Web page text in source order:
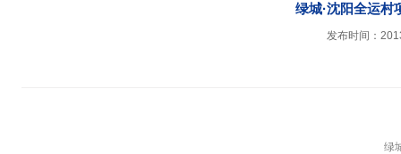
绿城·沈阳全运村
发布时间：
绿